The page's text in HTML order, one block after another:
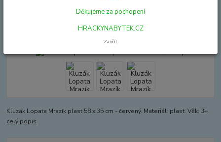
Kluzák Lopata Mrazík plast
58x35cm červený
Kluzák Lopata Mrazík plast 58 x 35 cm - červený. Materiál: plast. Věk: 3+
celý popis
Děkujeme za pochopení
HRACKYNABYTEK.CZ
Zavřít